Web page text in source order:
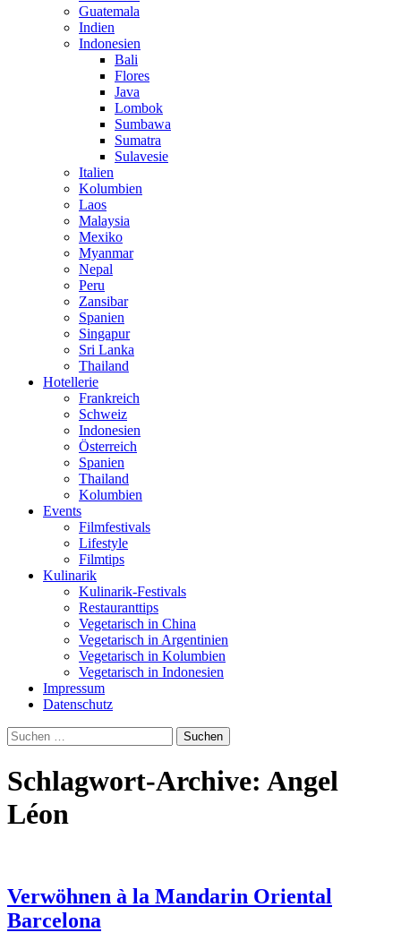
Guatemala
Indien
Indonesien
Bali
Flores
Java
Lombok
Sumbawa
Sumatra
Sulavesie
Italien
Kolumbien
Laos
Malaysia
Mexiko
Myanmar
Nepal
Peru
Zansibar
Spanien
Singapur
Sri Lanka
Thailand
Hotellerie
Frankreich
Schweiz
Indonesien
Österreich
Spanien
Thailand
Kolumbien
Events
Filmfestivals
Lifestyle
Filmtips
Kulinarik
Kulinarik-Festivals
Restauranttips
Vegetarisch in China
Vegetarisch in Argentinien
Vegetarisch in Kolumbien
Vegetarisch in Indonesien
Impressum
Datenschutz
Suchen
nach:
Schlagwort-Archive: Angel
Léon
Verwöhnen à la Mandarin Oriental
Barcelona